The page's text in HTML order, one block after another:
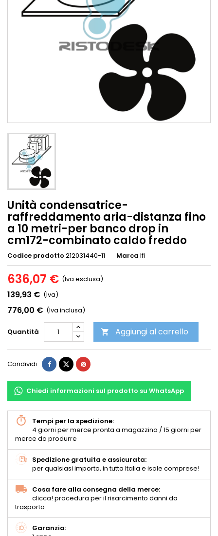
Unità condensatrice-
raffreddamento aria-distanza fino
a 10 metri-per banco drop in
cm172-combinato caldo freddo
Codice prodotto 212031440-11 Marca Ifi
636,07 € (Iva esclusa)
139,93 € (Iva)
776,00 € (Iva inclusa)
Quantità  Aggiungi al carrello
Condividi
Chiedi informazioni sul prodotto su WhatsApp
Tempi per la spedizione:
4 giorni per merce pronta a magazzino / 15 giorni per
merce da produrre
Spedizione gratuita e assicurata:
per qualsiasi importo, in tutta Italia e isole comprese!
Cosa fare alla consegna della merce:
clicca! procedura per il risarcimento danni da
trasporto
Garanzia: